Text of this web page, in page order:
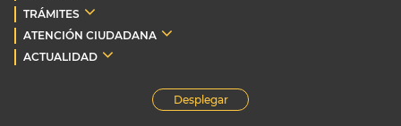
TRÁMITES
ATENCIÓN CIUDADANA
ACTUALIDAD
Desplegar